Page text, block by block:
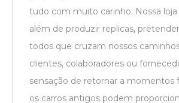
tudo com muito carinho. Nossa
além de produzir replicas,
todos que cruzam nossos
clientes, colaboradores ou
sensação de retornar a momentos
os carros antigos podem